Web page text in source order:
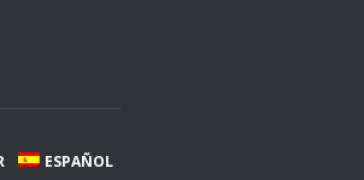
ESPAÑOL